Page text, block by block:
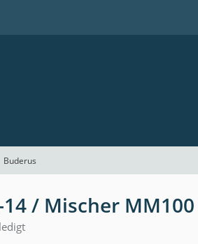
Buderus
/ Mischer